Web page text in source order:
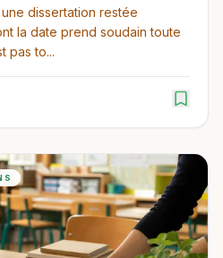
dissertation restée
la date prend soudain toute
pas to...